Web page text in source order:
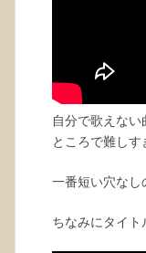
自分で歌えな
ところで難しす
一番短い穴なし
ちなみにタイト